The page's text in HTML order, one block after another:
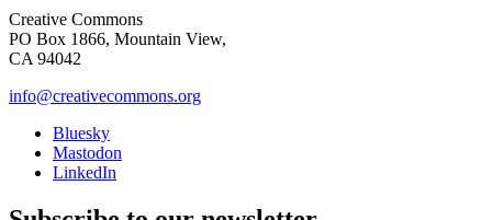
Creative Commons
PO Box 1866, Mountain View,
CA 94042
info@creativecommons.org
Bluesky
Mastodon
LinkedIn